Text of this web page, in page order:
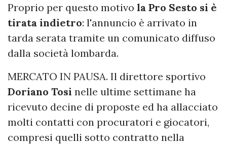
Proprio per questo motivo la Pro Sesto si è
tirata indietro: l'annuncio è arrivato in
tarda serata tramite un comunicato diffuso
dalla società lombarda.
MERCATO IN PAUSA. Il direttore sportivo
Doriano Tosi nelle ultime settimane ha
ricevuto decine di proposte ed ha allacciato
molti contatti con procuratori e giocatori,
compresi quelli sotto contratto nella